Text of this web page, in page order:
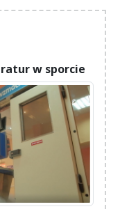
w sporcie